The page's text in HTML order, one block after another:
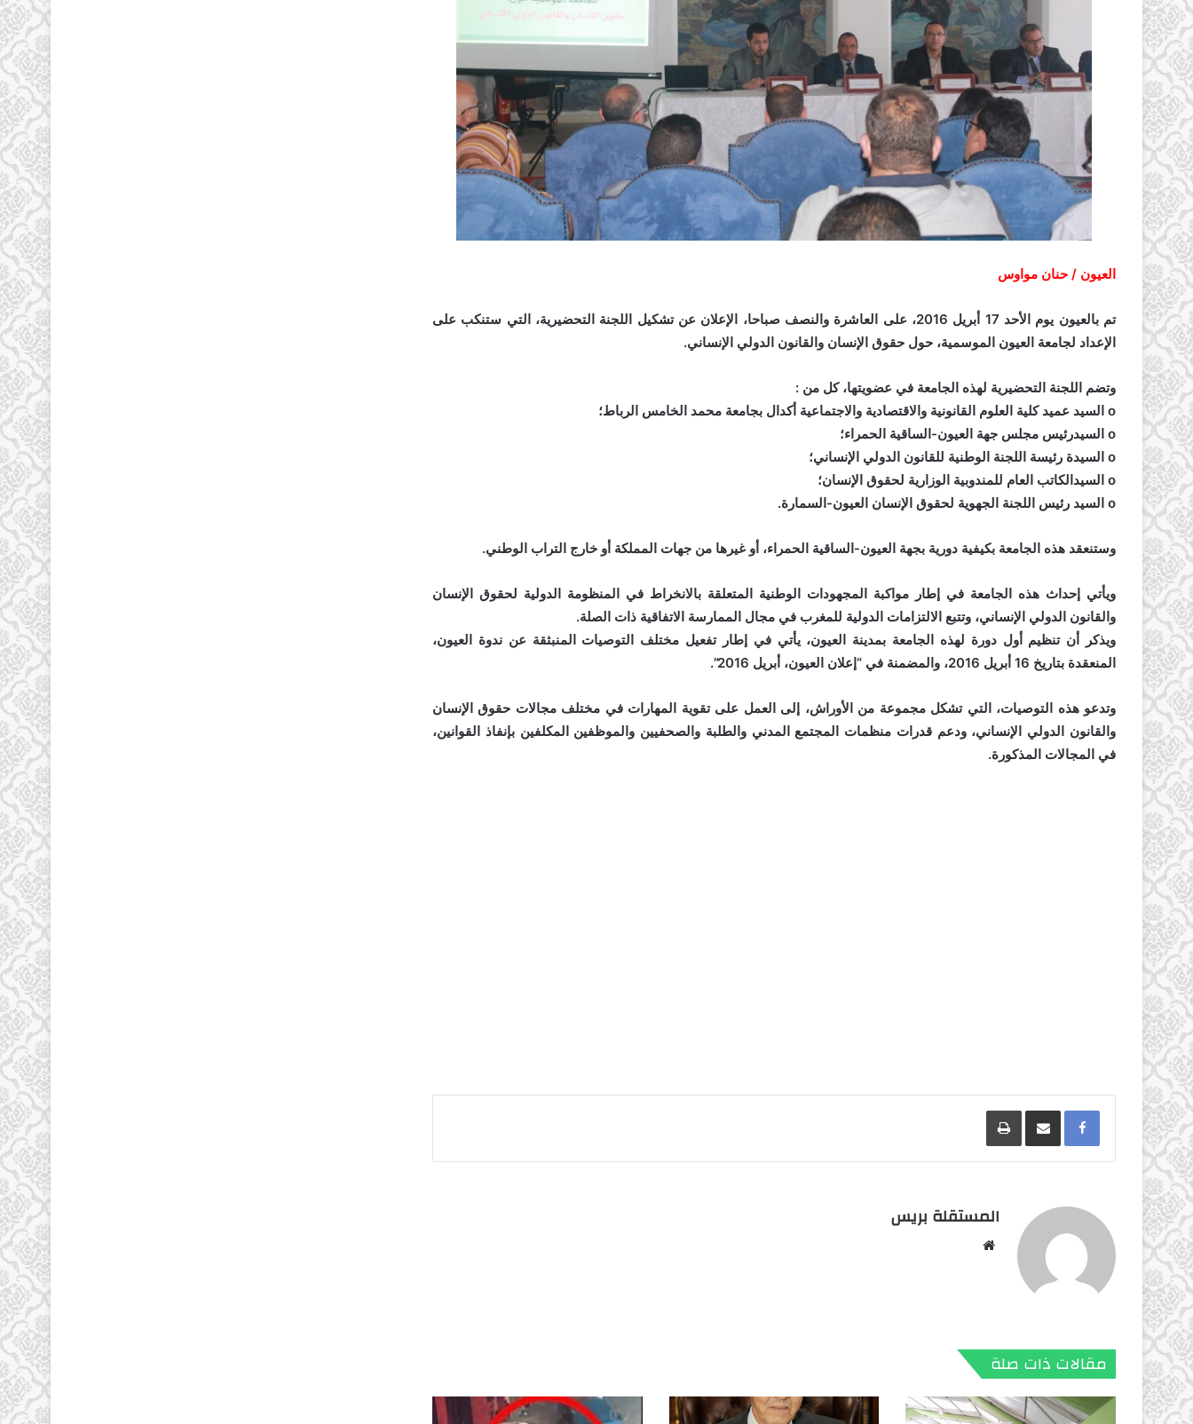
العيون / حنان مواوس
تم بالعيون يوم الأحد 17 أبريل 2016، على العاشرة والنصف صباحا، الإعلان عن تشكيل اللجنة التحضيرية، التي ستنكب على
الإعداد لجامعة العيون الموسمية، حول حقوق الإنسان والقانون الدولي الإنساني.
وتضم اللجنة التحضيرية لهذه الجامعة في عضويتها، كل من :
o السيد عميد كلية العلوم القانونية والاقتصادية والاجتماعية أكدال بجامعة محمد الخامس الرباط؛
o السيدرئيس مجلس جهة العيون-الساقية الحمراء؛
o السيدة رئيسة اللجنة الوطنية للقانون الدولي الإنساني؛
o السيدالكاتب العام للمندوبية الوزارية لحقوق الإنسان؛
o السيد رئيس اللجنة الجهوية لحقوق الإنسان العيون-السمارة.
وستنعقد هذه الجامعة بكيفية دورية بجهة العيون-الساقية الحمراء، أو غيرها من جهات المملكة أو خارج التراب الوطني.
ويأتي إحداث هذه الجامعة في إطار مواكبة المجهودات الوطنية المتعلقة بالانخراط في المنظومة الدولية لحقوق الإنسان
والقانون الدولي الإنساني، وتتبع الالتزامات الدولية للمغرب في مجال الممارسة الاتفاقية ذات الصلة.
ويذكر أن تنظيم أول دورة لهذه الجامعة بمدينة العيون، يأتي في إطار تفعيل مختلف التوصيات المنبثقة عن ندوة العيون،
المنعقدة بتاريخ 16 أبريل 2016، والمضمنة في “إعلان العيون، أبريل 2016”.
وتدعو هذه التوصيات، التي تشكل مجموعة من الأوراش، إلى العمل على تقوية المهارات في مختلف مجالات حقوق الإنسان
والقانون الدولي الإنساني، ودعم قدرات منظمات المجتمع المدني والطلبة والصحفيين والموظفين المكلفين بإنفاذ القوانين،
في المجالات المذكورة.
Facebookمشاركة عبر البريد طباعة
المستقلة بريس
مقالات ذات صلة